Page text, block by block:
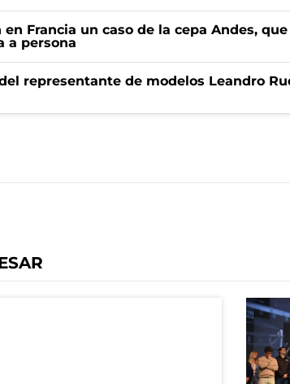
Francia un caso de la cepa Andes, que
a persona
representante de modelos Leandro